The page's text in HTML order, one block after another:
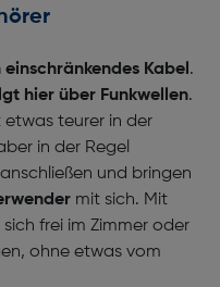
Kabel .
hier über Funkwellen.
etwas teurer in der
in der Regel
und bringen
mit sich. Mit
frei im Zimmer oder
ohne etwas vom